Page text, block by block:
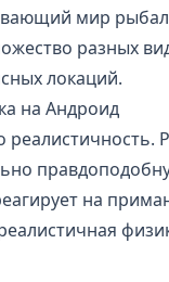
мир
разных
локаций.
на Андроид
на